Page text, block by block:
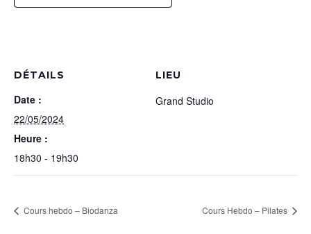
DÉTAILS
Date :
22/05/2024
Heure :
18h30 - 19h30
LIEU
Grand Studio
Cours hebdo – Biodanza Cours Hebdo – Pilates